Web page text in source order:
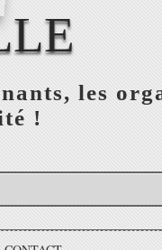
les
!